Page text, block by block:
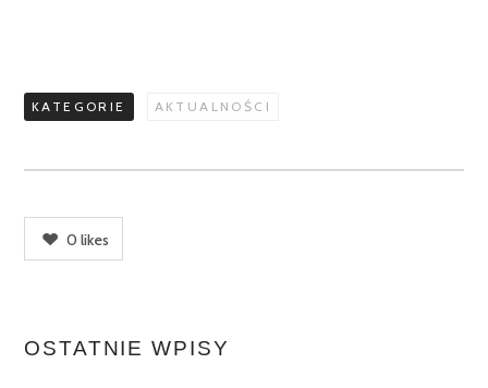
KATEGORIE AKTUALNOŚCI
0 likes
OSTATNIE WPISY